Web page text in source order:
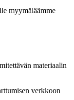
myymäläämme
materiaalin
verkkoon